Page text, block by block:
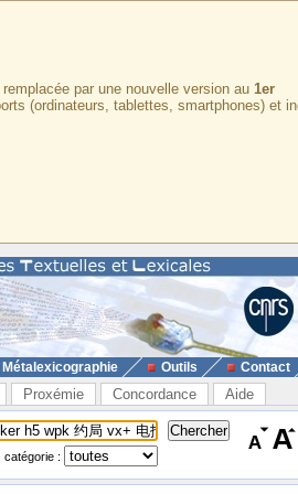
par une nouvelle version au 1er
(ordinateurs, tablettes, smartphones) et
Métalexicographie Outils Contact
Proxémie Concordance Aide
catégorie :